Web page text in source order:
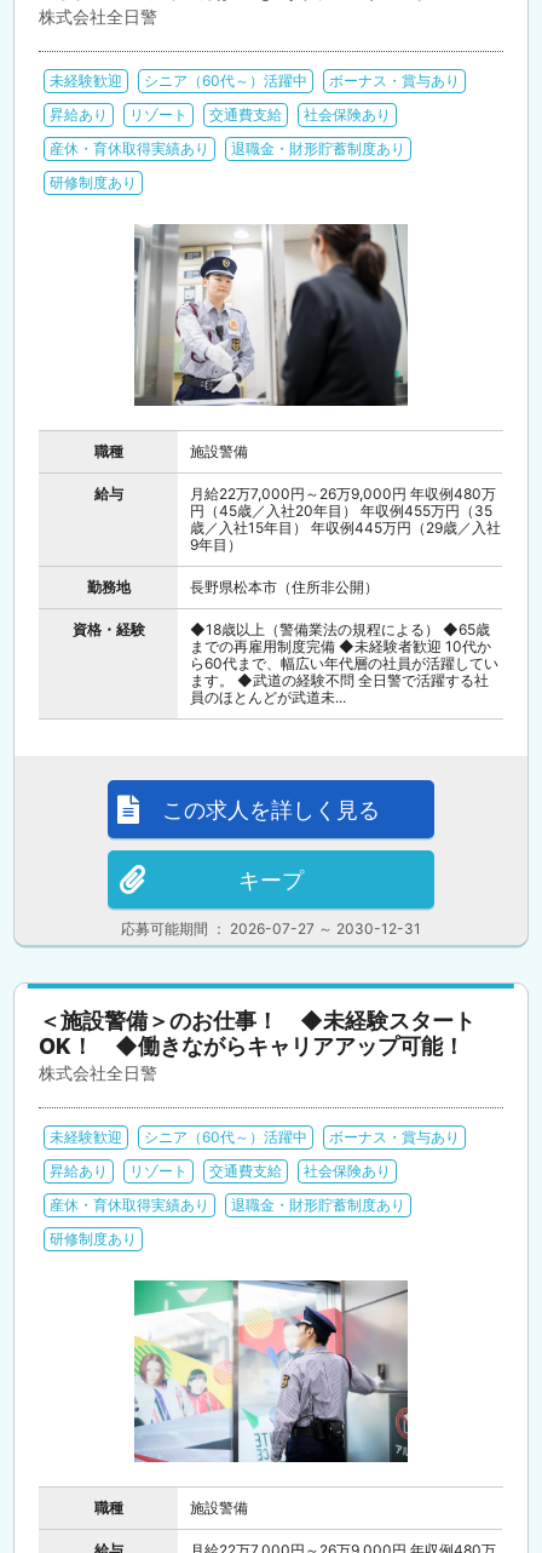
株式会社全日警
未経験歓迎 シニア（60代～）活躍中
ボーナス・賞与あり
昇給あり
リゾート 交通費支給
社会保険あり
産休・育休取得実績あり
退職金・財形貯蓄制度あり
研修制度あり
職種 施設警備
給与
月給22万7,000円～26万9,000円 年収例480万
円（45歳／入社20年目） 年収例455万円（35
歳／入社15年目） 年収例445万円（29歳／入社
9年目）
勤務地 長野県松本市（住所非公開）
資格・経験
◆18歳以上（警備業法の規程による） ◆65歳
までの再雇用制度完備 ◆未経験者歓迎 10代か
ら60代まで、幅広い年代層の社員が活躍してい
ます。 ◆武道の経験不問 全日警で活躍する社
員のほとんどが武道未...
応募可能期間 ： 2026-07-27 ～ 2030-12-31
この求人を詳しく見る
キープ
＜施設警備＞のお仕事！ ◆未経験スタート
OK！ ◆働きながらキャリアアップ可能！
株式会社全日警
未経験歓迎 シニア（60代～）活躍中
ボーナス・賞与あり
昇給あり
リゾート 交通費支給
社会保険あり
産休・育休取得実績あり
退職金・財形貯蓄制度あり
研修制度あり
職種 施設警備